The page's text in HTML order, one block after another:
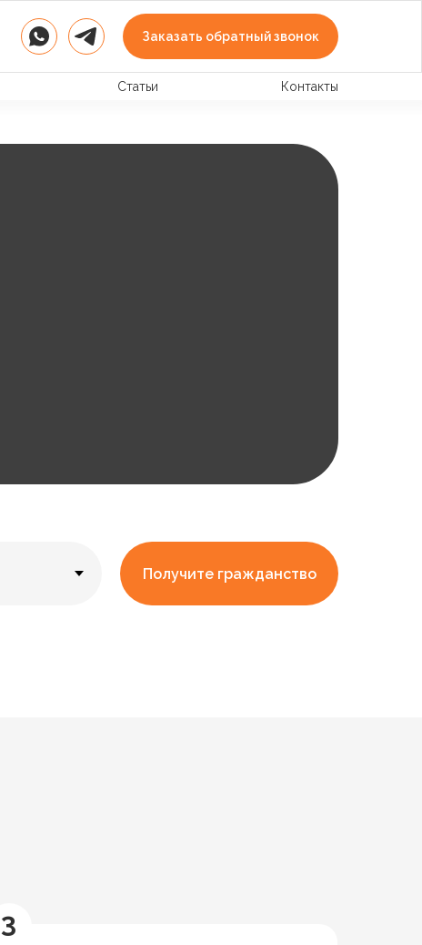
Статьи Контакты
Заказать обратный звонок
Получите гражданство
3